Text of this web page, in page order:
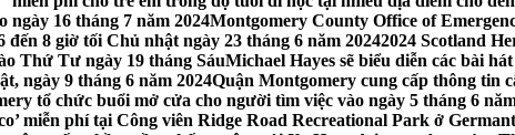
ngày 16 tháng 7 năm 2024Montgomery County Office of
8 giờ tối Chủ nhật ngày 23 tháng 6 năm 20242024 Scotland
Thứ Tư ngày 19 tháng SáuMichael Hayes sẽ biểu diễn các bài
ngày 9 tháng 6 năm 2024Quận Montgomery cung cấp thông tin
tổ chức buổi mở cửa cho người tìm việc vào ngày 5 tháng 6
miễn phí tại Công viên Ridge Road Recreational Park ở